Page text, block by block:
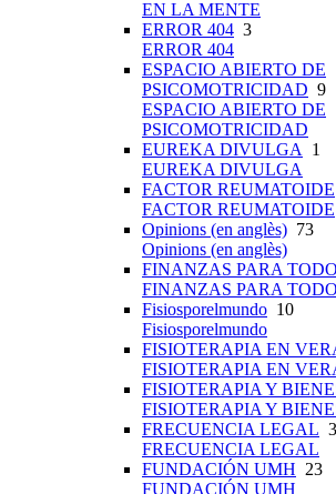
EN LA MENTE
ERROR 404 3
ERROR 404
ESPACIO ABIERTO DE
PSICOMOTRICIDAD 9
ESPACIO ABIERTO DE
PSICOMOTRICIDAD
EUREKA DIVULGA
1
EUREKA DIVULGA
FACTOR REUMATOIDE
FACTOR REUMATOIDE
Opinions (en anglès) 73
Opinions (en anglès)
FINANZAS PARA
FINANZAS PARA
Fisiosporelmundo 10
Fisiosporelmundo
FISIOTERAPIA EN
FISIOTERAPIA EN
FISIOTERAPIA Y
FISIOTERAPIA Y
FRECUENCIA LEGAL
FRECUENCIA LEGAL
FUNDACIÓN UMH 23
FUNDACIÓN UMH